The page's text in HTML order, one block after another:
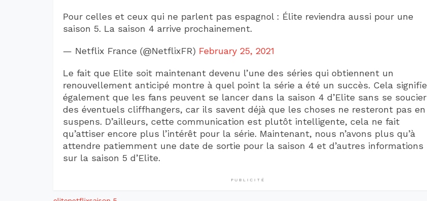
Pour celles et ceux qui ne parlent pas espagnol : Élite reviendra aussi pour une
saison 5. La saison 4 arrive prochainement.
— Netflix France (@NetflixFR) February 25, 2021
Le fait que Elite soit maintenant devenu l’une des séries qui obtiennent un
renouvellement anticipé montre à quel point la série a été un succès. Cela signifie
également que les fans peuvent se lancer dans la saison 4 d’Elite sans se soucier
des éventuels cliffhangers, car ils savent déjà que les choses ne resteront pas en
suspens. D’ailleurs, cette communication est plutôt intelligente, cela ne fait
qu’attiser encore plus l’intérêt pour la série. Maintenant, nous n’avons plus qu’à
attendre patiemment une date de sortie pour la saison 4 et d’autres informations
sur la saison 5 d’Elite.
PUBLICITÉ